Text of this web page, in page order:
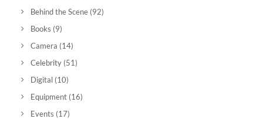
Behind the Scene (92)
Books (9)
Camera (14)
Celebrity (51)
Digital (10)
Equipment (16)
Events (17)